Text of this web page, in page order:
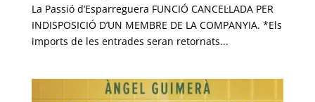
La Passió d’Esparreguera FUNCIÓ CANCEL·LADA PER
INDISPOSICIÓ D’UN MEMBRE DE LA COMPANYIA. *Els
imports de les entrades seran retornats...